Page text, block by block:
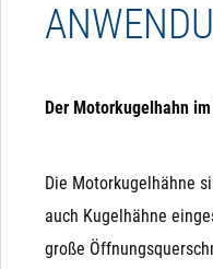
Der Motorkugelhahn
Die Motorkugelhähne
auch Kugelhähne
große